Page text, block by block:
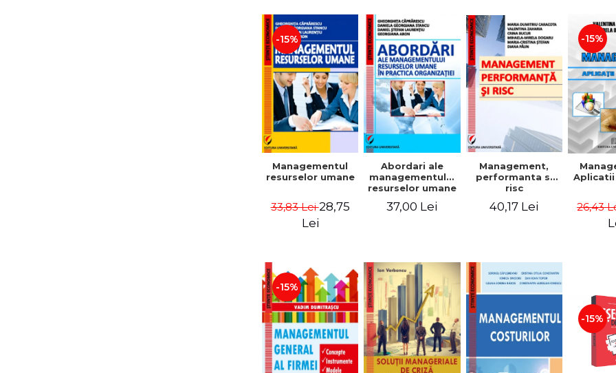
-15%
Managementul
resurselor umane
33,83 Lei28,75
Lei
Abordari ale
managementului
resurselor umane
organizatiei
37,00 Lei
Management,
performanta si
risc
40,17 Lei
-15%
26,43
-15%
-15%